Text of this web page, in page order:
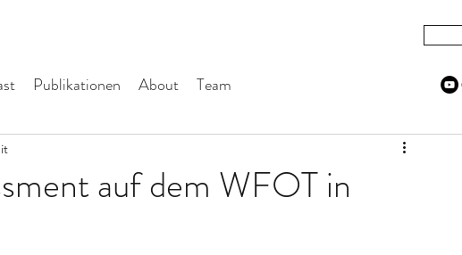
Publikationen About Team
auf dem WFOT in